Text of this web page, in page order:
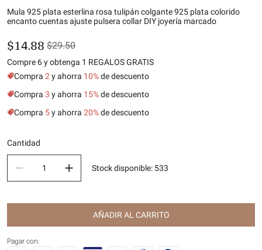
Mula 925 plata esterlina rosa tulipán colgante 925 plata colorido
encanto cuentas ajuste pulsera collar DIY joyería marcado
$14.88 $29.50
Compre 6 y obtenga 1 REGALOS GRATIS
Compra 2 y ahorra 10%de descuento
Compra 3 y ahorra 15%de descuento
Compra 5y ahorra 20%de descuento
Cantidad
Stock disponible: 533
AÑADIR AL CARRITO
Pagar con: